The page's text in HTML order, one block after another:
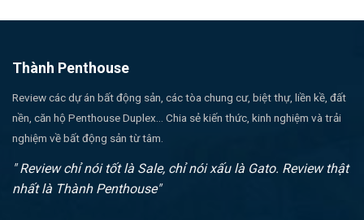
Thành Penthouse
Review các dự án bất động sản, các tòa chung cư, biệt thự, liền kề, đất
nền, căn hộ Penthouse Duplex... Chia sẻ kiến thức, kinh nghiệm và trải
nghiệm về bất động sản từ tâm.
" Review chỉ nói tốt là Sale, chỉ nói xấu là Gato. Review thật
nhất là Thành Penthouse"